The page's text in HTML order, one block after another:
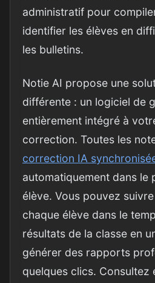
administratif pour
identifier les élèves en
les bulletins.
Notie AI propose une
différente : un logiciel de
entièrement intégré à
correction. Toutes les
correction IA
automatiquement dans le
élève. Vous pouvez
chaque élève dans le
résultats de la classe en
générer des rapports
quelques clics. Consultez